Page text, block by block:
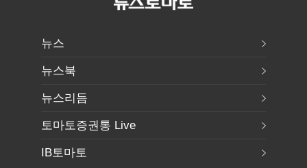
뉴스
뉴스북
뉴스리듬
토마토증권통 Live
IB토마토